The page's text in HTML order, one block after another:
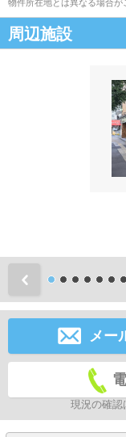
物件所在地とは異なる場合が
周辺施設
前
メー
現況の確認